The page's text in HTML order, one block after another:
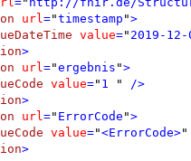
url ="timestamp ">
value=" 2019-12-
>
url ="ergebnis ">
value=" 1 "
/>
>
url =" ErrorCode ">
value="<ErrorCode>"
>